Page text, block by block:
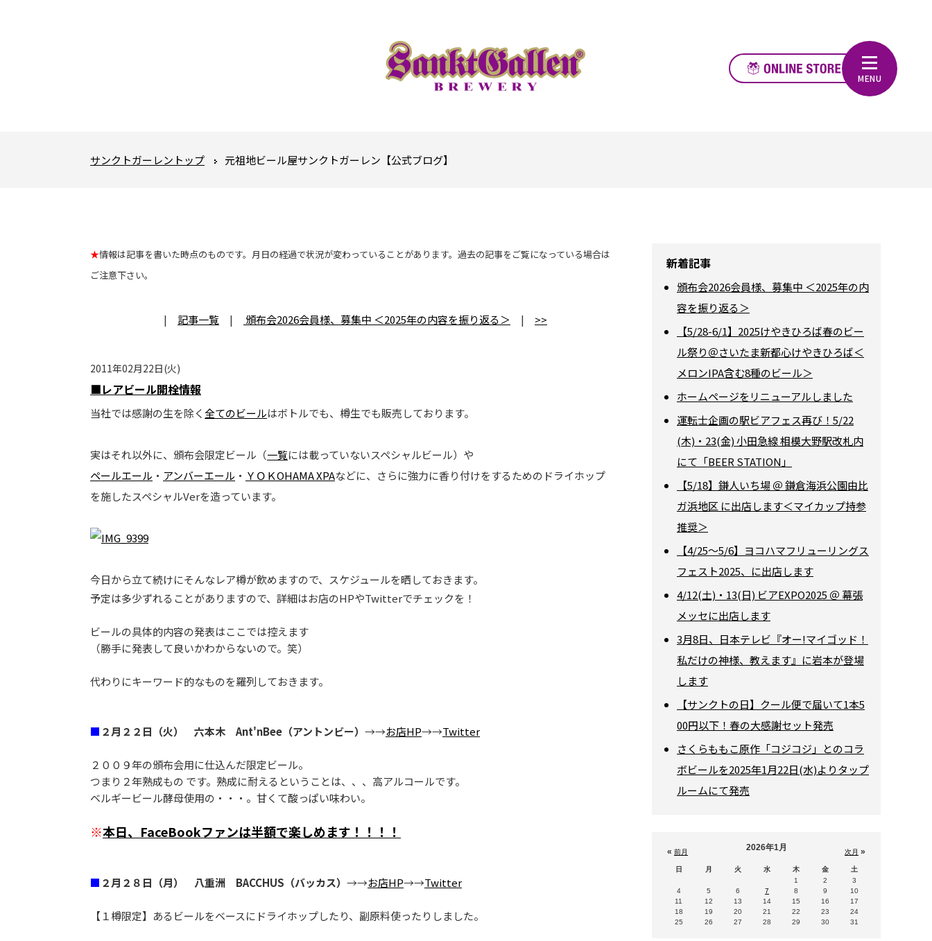
サンクトガーレントップ 元祖地ビール屋サンクトガーレン【公式ブログ】
★情報は記事を書いた時点のものです。月日の経過で状況が変わっていることがあります。過去の記事をご覧になっている場合は
ご注意下さい。
| 記事一覧 | 頒布会2026会員様、募集中 ＜2025年の内容を振り返る＞ | >>
2011年02月22日(火)
■レアビール開栓情報
当社では感謝の生を除く全てのビールはボトルでも、樽生でも販売しております。
実はそれ以外に、頒布会限定ビール（一覧には載っていないスペシャルビール）や
ペールエール ・ アンバーエール ・ ＹＯＫOHAMA XPAなどに、さらに強力に香り付けをするためのドライホップ
を施したスペシャルVerを造っています。
今日から立て続けにそんなレア樽が飲めますので、スケジュールを晒しておきます。
予定は多少ずれることがありますので、詳細はお店のHPやTwitterでチェックを！
ビールの具体的内容の発表はここでは控えます
（勝手に発表して良いかわからないので。笑）
代わりにキーワード的なものを羅列しておきます。
■ ２月２２日（火） 六本木 Ant'nBee（アントンビー） →→お店HP→→Twitter
２００９年の頒布会用に仕込んだ限定ビール。
つまり２年熟成もの です。熟成に耐えるということは、、、高アルコールです。
ベルギービール酵母使用の・・・。甘くて酸っぱい味わい。
※本日、FaceBookファンは半額で楽しめます！！！！
■ ２月２８日（月） 八重洲 BACCHUS（バッカス） →→お店HP→→Twitter
【１樽限定】あるビールをベースにドライホップしたり、副原料使ったりしました。
新着記事
頒布会2026会員様、募集中 ＜2025年の内
容を振り返る＞
【5/28-6/1】2025けやきひろば春のビー
ル祭り＠さいたま新都心けやきひろば＜
メロンIPA含む8種のビール＞
ホームページをリニューアルしました
運転士企画の駅ビアフェス再び！5/22
(木)・23(金) 小田急線 相模大野駅改札内
にて「BEER STATION」
【5/18】鎌人いち場 ＠ 鎌倉海浜公園由比
ガ浜地区 に出店します＜マイカップ持参
推奨＞
【4/25～5/6】ヨコハマフリューリングス
フェスト2025、に出店します
4/12(土)・13(日) ビアEXPO2025 ＠ 幕張
メッセに出店します
3月8日、日本テレビ『オー!マイゴッド！
私だけの神様、教えます』に岩本が登場
します
【サンクトの日】クール便で届いて1本5
00円以下！春の大感謝セット発売
さくらももこ原作「コジコジ」とのコラ
ボビールを2025年1月22日(水)よりタップ
ルームにて発売
« 前月 次月 »
2026年1月
日 月 火 水 木 金
土
1
2
3
4
5 6 7 8 9
10
11
12 13 14 15 16
17
18
19 20 21 22 23
24
25
26 27 28 29 30 31